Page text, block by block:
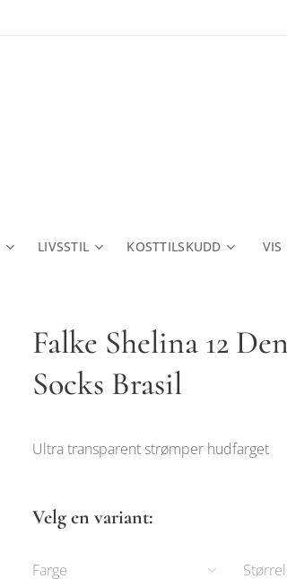
LIVSSTIL KOSTTILSKUDD VIS
Falke Shelina 12
Socks Brasil
Ultra transparent strømper hudfarget
Velg en variant:
Farge